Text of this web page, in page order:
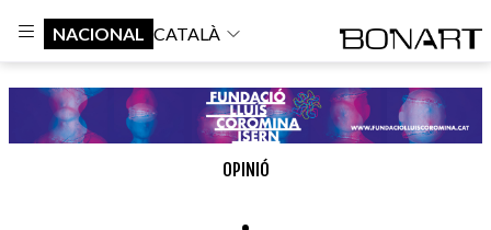
NACIONAL CATALÀ
OPINIÓ
.